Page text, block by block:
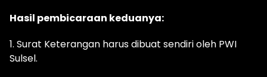
Hasil pembicaraan keduanya:
1. Surat Keterangan harus dibuat sendiri oleh PWI
Sulsel.